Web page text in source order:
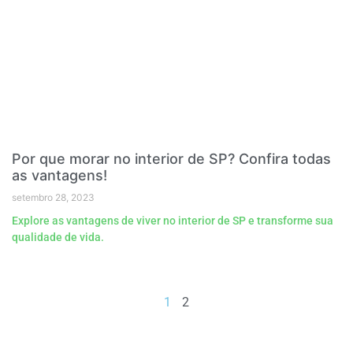
Por que morar no interior de SP? Confira todas
as vantagens!
setembro 28, 2023
Explore as vantagens de viver no interior de SP e transforme sua
qualidade de vida.
1 2